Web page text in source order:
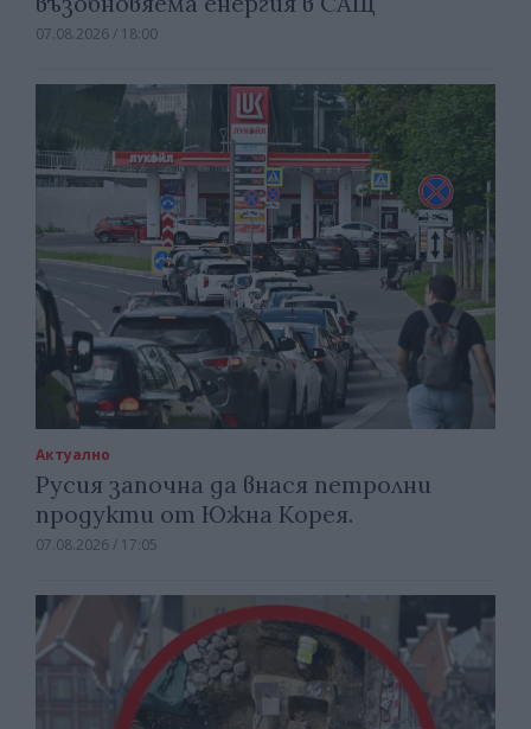
07.08.2026 / 18:00
Актуално
Русия започна да внася петролни
продукти от Южна Корея.
07.08.2026 / 17:05